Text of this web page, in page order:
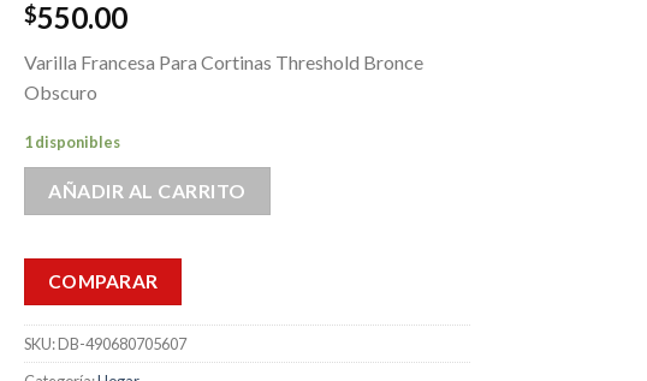
$550.00
Varilla Francesa Para Cortinas Threshold Bronce
Obscuro
1 disponibles
AÑADIR AL CARRITO
COMPARAR
SKU:DB-490680705607